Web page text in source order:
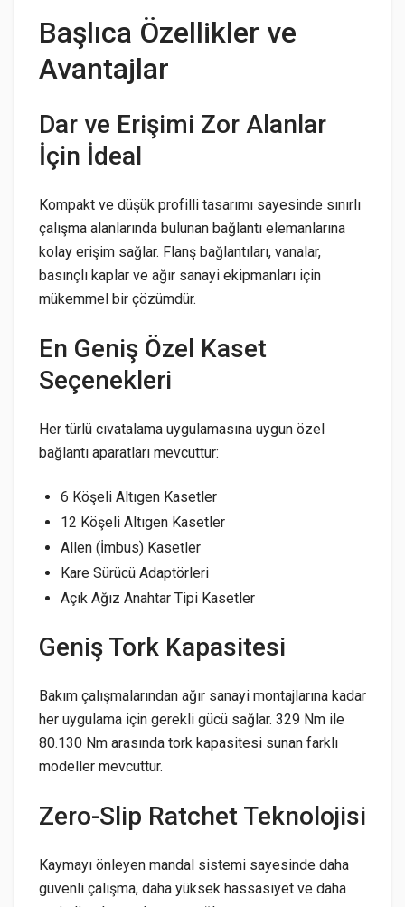
Başlıca Özellikler ve
Avantajlar
Dar ve Erişimi Zor Alanlar
İçin İdeal
Kompakt ve düşük profilli tasarımı sayesinde sınırlı
çalışma alanlarında bulunan bağlantı elemanlarına
kolay erişim sağlar. Flanş bağlantıları, vanalar,
basınçlı kaplar ve ağır sanayi ekipmanları için
mükemmel bir çözümdür.
En Geniş Özel Kaset
Seçenekleri
Her türlü cıvatalama uygulamasına uygun özel
bağlantı aparatları mevcuttur:
6 Köşeli Altıgen Kasetler
12 Köşeli Altıgen Kasetler
Allen (İmbus) Kasetler
Kare Sürücü Adaptörleri
Açık Ağız Anahtar Tipi Kasetler
Geniş Tork Kapasitesi
Bakım çalışmalarından ağır sanayi montajlarına kadar
her uygulama için gerekli gücü sağlar. 329 Nm ile
80.130 Nm arasında tork kapasitesi sunan farklı
modeller mevcuttur.
Zero-Slip Ratchet Teknolojisi
Kaymayı önleyen mandal sistemi sayesinde daha
güvenli çalışma, daha yüksek hassasiyet ve daha